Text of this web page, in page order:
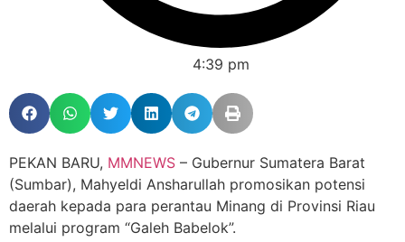
4:39 pm
PEKAN BARU, MMNEWS – Gubernur Sumatera Barat
(Sumbar), Mahyeldi Ansharullah promosikan potensi
daerah kepada para perantau Minang di Provinsi Riau
melalui program “Galeh Babelok”.